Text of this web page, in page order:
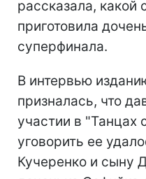
рассказала, какой
приготовила
суперфинала.
В интервью
призналась, что
участии в "Танцах
уговорить ее
Кучеренко и сыну